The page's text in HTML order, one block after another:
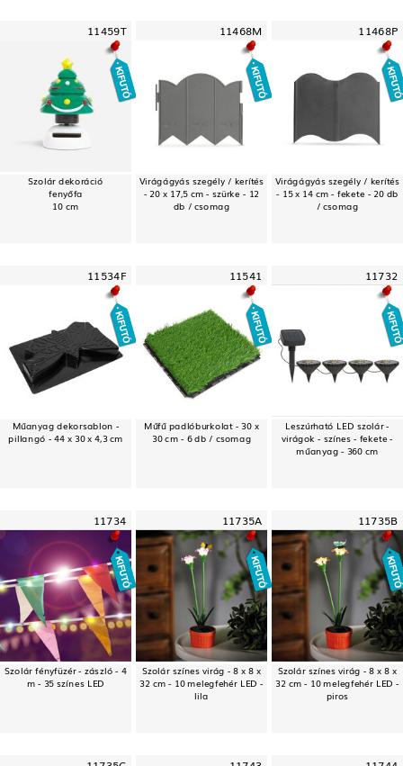
11459T
Szolár dekoráció
fenyőfa
10 cm
11468M
Virágágyás szegély / kerítés
- 20 x 17,5 cm - szürke - 12
db / csomag
11468P
Virágágyás szegély / kerítés
- 15 x 14 cm - fekete - 20 db
/ csomag
11534F
Műanyag dekorsablon -
pillangó - 44 x 30 x 4,3 cm
11541
Műfű padlóburkolat - 30 x
30 cm - 6 db / csomag
11732
Leszúrható LED szolár -
virágok - színes - fekete -
műanyag - 360 cm
11734
Szolár fényfüzér - zászló - 4
m - 35 színes LED
11735A
Szolár színes virág - 8 x 8 x
32 cm - 10 melegfehér LED -
lila
11735B
Szolár színes virág - 8 x 8 x
32 cm - 10 melegfehér LED -
piros